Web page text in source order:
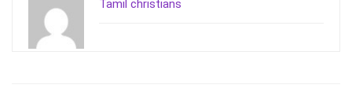
Tamil christians